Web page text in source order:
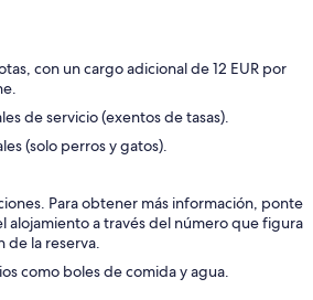
con un cargo adicional de 12 EUR por
de servicio (exentos de tasas).
(solo perros y gatos).
Para obtener más información, ponte
alojamiento a través del número que figura
de la reserva.
como boles de comida y agua.